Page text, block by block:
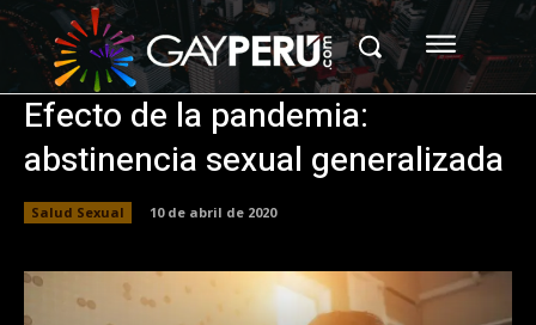
Efecto de la pandemia:
abstinencia sexual generalizada
Salud Sexual 10 de abril de 2020